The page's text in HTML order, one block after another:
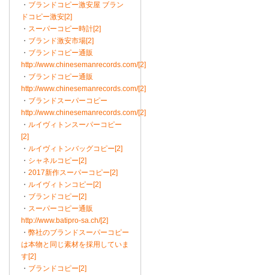
・ ブランドコピー激安屋 ブラン
ドコピー激安[2]
・ スーパーコピー時計[2]
・ ブランド激安市場[2]
・ ブランドコピー通販
http://www.chinesemanrecords.com/[2]
・ ブランドコピー通販
http://www.chinesemanrecords.com/[2]
・ ブランドスーパーコピー
http://www.chinesemanrecords.com/[2]
・ ルイヴィトンスーパーコピー
[2]
・ ルイヴィトンバッグコピー[2]
・ シャネルコピー[2]
・ 2017新作スーパーコピー[2]
・ ルイヴィトンコピー[2]
・ ブランドコピー[2]
・ スーパーコピー通販
http://www.batipro-sa.ch/[2]
・ 弊社のブランドスーパーコピー
は本物と同じ素材を採用していま
す[2]
・ ブランドコピー[2]